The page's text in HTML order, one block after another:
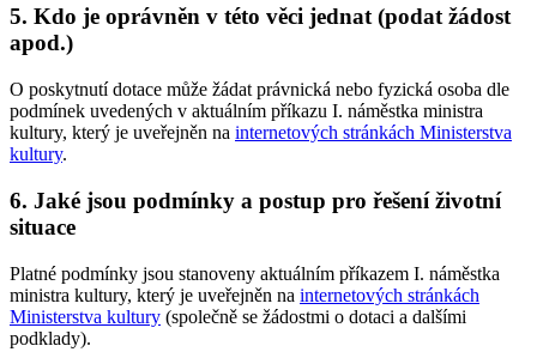
5. Kdo je oprávněn v této věci jednat (podat žádost
apod.)
O poskytnutí dotace může žádat právnická nebo fyzická osoba dle
podmínek uvedených v aktuálním příkazu I. náměstka ministra
kultury, který je uveřejněn na internetových stránkách Ministerstva
kultury.
6. Jaké jsou podmínky a postup pro řešení životní
situace
Platné podmínky jsou stanoveny aktuálním příkazem I. náměstka
ministra kultury, který je uveřejněn na internetových stránkách
Ministerstva kultury (společně se žádostmi o dotaci a dalšími
podklady).